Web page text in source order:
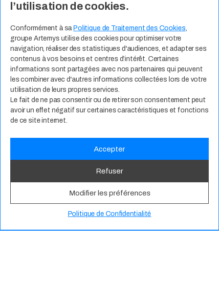
l’utilisation de cookies.
Conformément à sa Politique de Traitement des Cookies,
groupe Artemys utilise des cookies pour optimiser votre
navigation, réaliser des statistiques d'audiences, et adapter ses
contenus à vos besoins et centres d’intérêt. Certaines
informations sont partagées avec nos partenaires qui peuvent
les combiner avec d'autres informations collectées lors de votre
utilisation de leurs propres services.
Le fait de ne pas consentir ou de retirer son consentement peut
avoir un effet négatif sur certaines caractéristiques et fonctions
de ce site internet.
Accepter
Refuser
Modifier les préférences
Politique de Confidentialité